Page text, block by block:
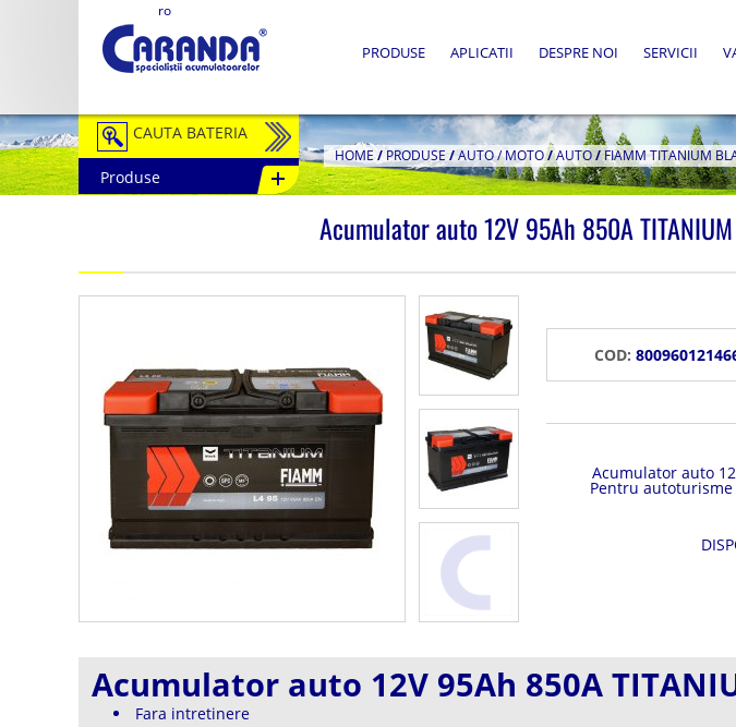
ro
PRODUSE APLICATII DESPRE NOI SERVICII
CAUTA BATERIA
Auto / Moto
Semitractiune
Redresoare
Accesorii Baterii
Fotovoltaice
Produse
HOME/PRODUSE /AUTO / MOTO/AUTO/FIAMM TITANIUM
Acumulator auto 12V 95Ah 850A
COD:
Acumulator auto
Pentru
de maxim 4200
Acumulator auto 12V 95Ah 850A
Fara intretinere